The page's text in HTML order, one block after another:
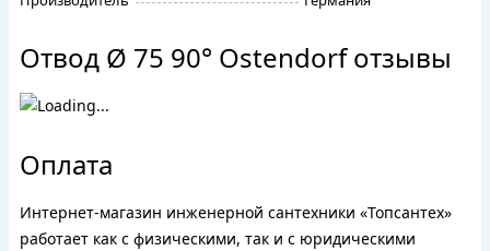
Отвод Ø 75 90° Ostendorf отзывы
Оплата
Интернет-магазин инженерной сантехники «Топсантех»
работает как с физическими, так и с юридическими